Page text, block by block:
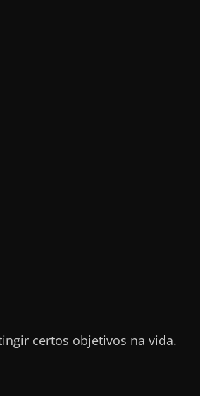
certos objetivos na vida.